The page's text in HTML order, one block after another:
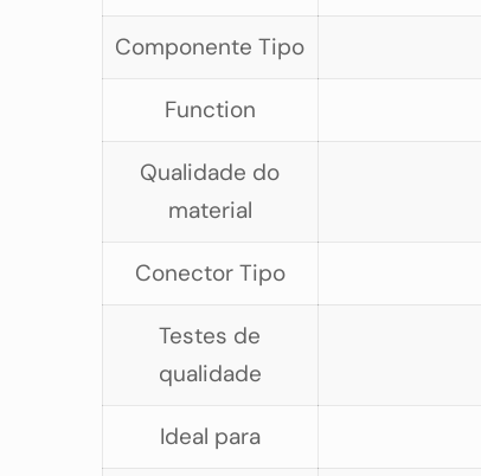
Componente Tipo
Function
Qualidade do
material
Conector Tipo
Testes de
qualidade
Ideal para